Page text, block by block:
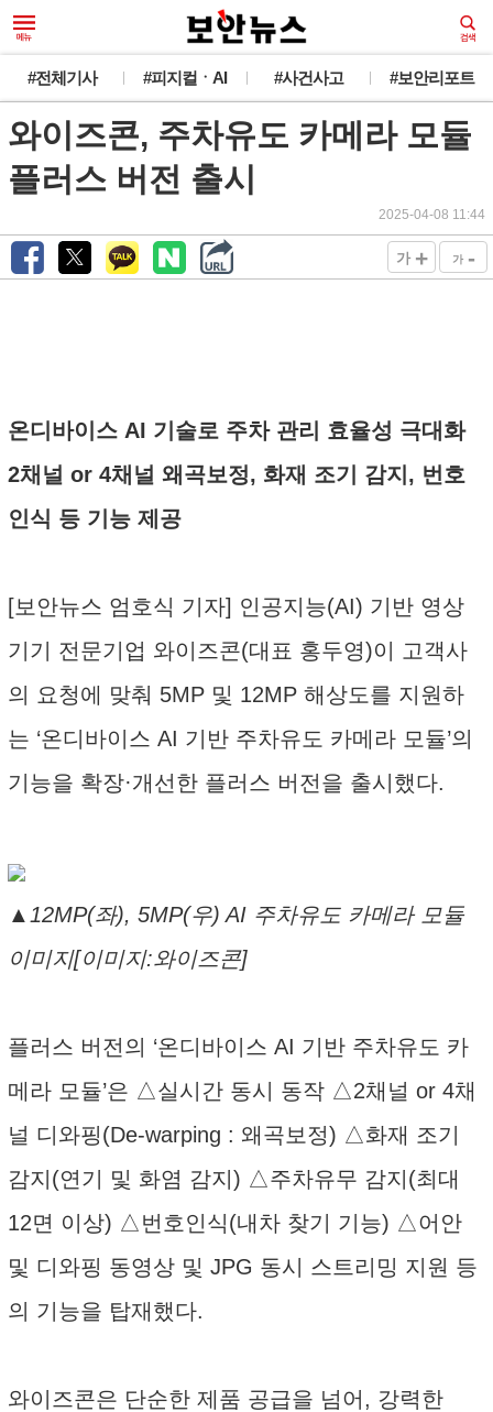
#전체기사 #피지컬ㆍAI #사건사고 #보안리포트
와이즈콘, 주차유도 카메라 모듈
플러스 버전 출시
2025-04-08 11:44
가 + 가 -
온디바이스 AI 기술로 주차 관리 효율성 극대화
2채널 or 4채널 왜곡보정, 화재 조기 감지, 번호
인식 등 기능 제공
[보안뉴스 엄호식 기자] 인공지능(AI) 기반 영상
기기 전문기업 와이즈콘(대표 홍두영)이 고객사
의 요청에 맞춰 5MP 및 12MP 해상도를 지원하
는 ‘온디바이스 AI 기반 주차유도 카메라 모듈’의
기능을 확장·개선한 플러스 버전을 출시했다.
▲12MP(좌), 5MP(우) AI 주차유도 카메라 모듈
이미지[이미지:와이즈콘]
플러스 버전의 ‘온디바이스 AI 기반 주차유도 카
메라 모듈’은 △실시간 동시 동작 △2채널 or 4채
널 디와핑(De-warping : 왜곡보정) △화재 조기
감지(연기 및 화염 감지) △주차유무 감지(최대
12면 이상) △번호인식(내차 찾기 기능) △어안
및 디와핑 동영상 및 JPG 동시 스트리밍 지원 등
의 기능을 탑재했다.
와이즈콘은 단순한 제품 공급을 넘어, 강력한